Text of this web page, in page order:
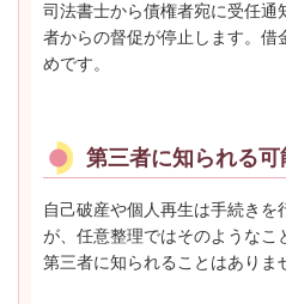
司法書士から債権者宛に受任通
者からの督促が停止します。借
めです。
第三者に知られる
自己破産や個人再生は手続きを
が、任意整理ではそのようなこ
第三者に知られることはありま